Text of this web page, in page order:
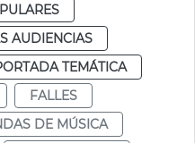
AUDIENCIAS
TEMÁTICA
FALLES
DE MÚSICA